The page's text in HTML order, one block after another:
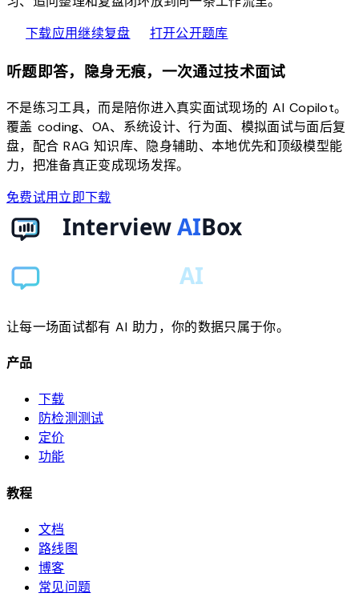
下载应用继续复盘quiz打开公开题库
听题即答，隐身无痕，一次通过技术面试
不是练习工具，而是陪你进入真实面试现场的 AI Copilot。
覆盖 coding、OA、系统设计、行为面、模拟面试与面后复
盘，配合 RAG 知识库、隐身辅助、本地优先和顶级模型能
力，把准备真正变成现场发挥。
免费试用立即下载
让每一场面试都有 AI 助力，你的数据只属于你。
产品
下载
防检测测试
定价
功能
教程
文档
路线图
博客
常见问题